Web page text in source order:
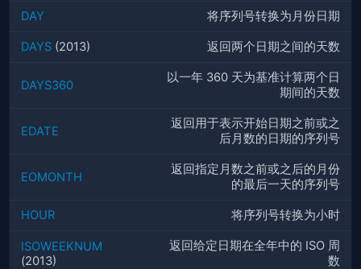
DAY 将序列号转换为月份日期
DAYS (2013) 返回两个日期之间的天数
DAYS360
以一年 360 天为基准计算两个日
期间的天数
EDATE
返回用于表示开始日期之前或之
后月数的日期的序列号
EOMONTH
返回指定月数之前或之后的月份
的最后一天的序列号
HOUR 将序列号转换为小时
ISOWEEKNUM
(2013)
返回给定日期在全年中的 ISO 周
数